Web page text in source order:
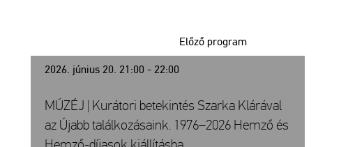
2026. június 20. 21:00 - 22:00
Előző program
MÚZÉJ | Kurátori betekintés Szarka Klárával
az Újabb találkozásaink. 1976–2026 Hemző és